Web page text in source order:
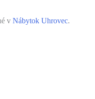
v Nábytok Uhrovec.